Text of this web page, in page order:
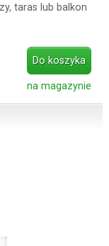
taras lub balkon
Do koszyka
na magazynie